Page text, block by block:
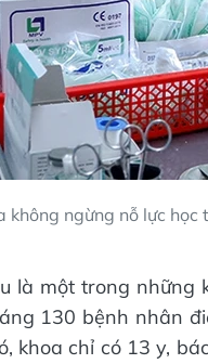
không ngừng nỗ lực
là một trong
130 bệnh nhân
khoa chỉ có 13 y,